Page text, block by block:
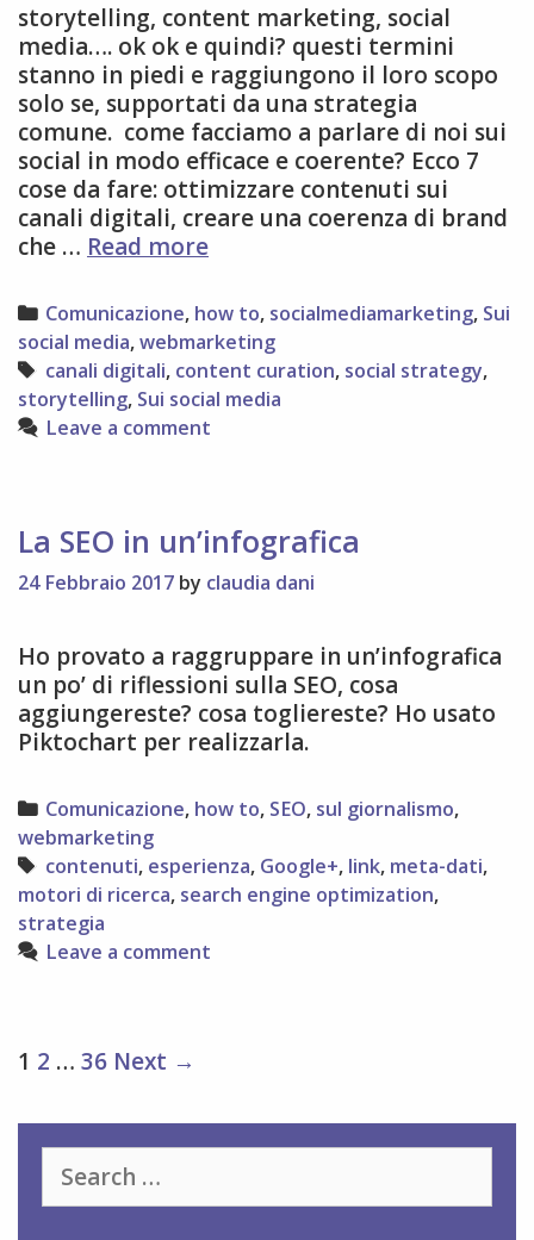
storytelling, content marketing, social
media…. ok ok e quindi? questi termini
stanno in piedi e raggiungono il loro scopo
solo se, supportati da una strategia
comune. come facciamo a parlare di noi sui
social in modo efficace e coerente? Ecco 7
cose da fare: ottimizzare contenuti sui
canali digitali, creare una coerenza di brand
che … Read more7
da
fare
sulle
piattaforme
social
Categories
Comunicazione, how to, socialmediamarketing, Sui
social media,webmarketing
Tags
canali digitali, content curation, social strategy,
storytelling, Sui social media
Leave a comment
La SEO in un’infografica
24 Febbraio 2017 by claudia dani
Ho provato a raggruppare in un’infografica
un po’ di riflessioni sulla SEO, cosa
aggiungereste? cosa togliereste? Ho usato
Piktochart per realizzarla.
Categories
Comunicazione, how to, SEO, sul giornalismo,
webmarketing
Tags
contenuti, esperienza, Google+, link, meta-dati,
motori di ricerca, search engine optimization,
strategia
Leave a comment
Post
1 2 … 36 Next →
for: